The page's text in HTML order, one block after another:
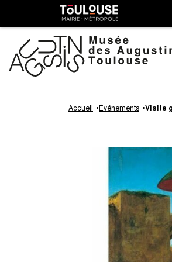
Gestion de vos préférences sur les cookies
au
Toulouse
métropole
Accueil Événements Visite